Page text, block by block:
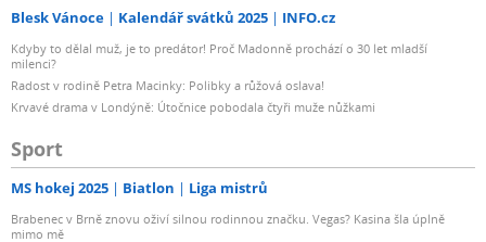
Blesk Vánoce Kalendář svátků 2025 INFO.cz
Kdyby to dělal muž, je to predátor! Proč Madonně prochází o 30 let mladší
milenci?
Radost v rodině Petra Macinky: Polibky a růžová oslava!
Krvavé drama v Londýně: Útočnice pobodala čtyři muže nůžkami
Sport
MS hokej 2025 Biatlon Liga mistrů
Brabenec v Brně znovu oživí silnou rodinnou značku. Vegas? Kasina šla úplně
mimo mě